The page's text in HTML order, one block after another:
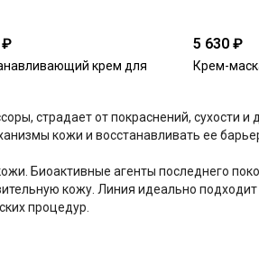
₽
крем для
5 630 ₽
Крем-
страдает от покраснений, сухости
кожи и восстанавливать ее
Биоактивные агенты последнего
кожу. Линия идеально подходит
процедур.